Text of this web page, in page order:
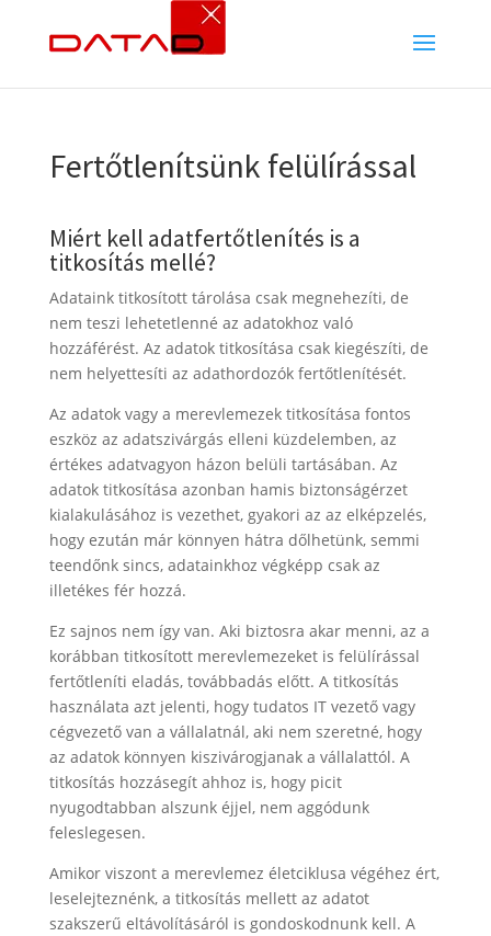
Fertőtlenítsünk felülírással
Miért kell adatfertőtlenítés is a
titkosítás mellé?
Adataink titkosított tárolása csak megnehezíti, de
nem teszi lehetetlenné az adatokhoz való
hozzáférést. Az adatok titkosítása csak kiegészíti, de
nem helyettesíti az adathordozók fertőtlenítését.
Az adatok vagy a merevlemezek titkosítása fontos
eszköz az adatszivárgás elleni küzdelemben, az
értékes adatvagyon házon belüli tartásában. Az
adatok titkosítása azonban hamis biztonságérzet
kialakulásához is vezethet, gyakori az az elképzelés,
hogy ezután már könnyen hátra dőlhetünk, semmi
teendőnk sincs, adatainkhoz végképp csak az
illetékes fér hozzá.
Ez sajnos nem így van. Aki biztosra akar menni, az a
korábban titkosított merevlemezeket is felülírással
fertőtleníti eladás, továbbadás előtt. A titkosítás
használata azt jelenti, hogy tudatos IT vezető vagy
cégvezető van a vállalatnál, aki nem szeretné, hogy
az adatok könnyen kiszivárogjanak a vállalattól. A
titkosítás hozzásegít ahhoz is, hogy picit
nyugodtabban alszunk éjjel, nem aggódunk
feleslegesen.
Amikor viszont a merevlemez életciklusa végéhez ért,
leselejteznénk, a titkosítás mellett az adatot
szakszerű eltávolításáról is gondoskodnunk kell. A